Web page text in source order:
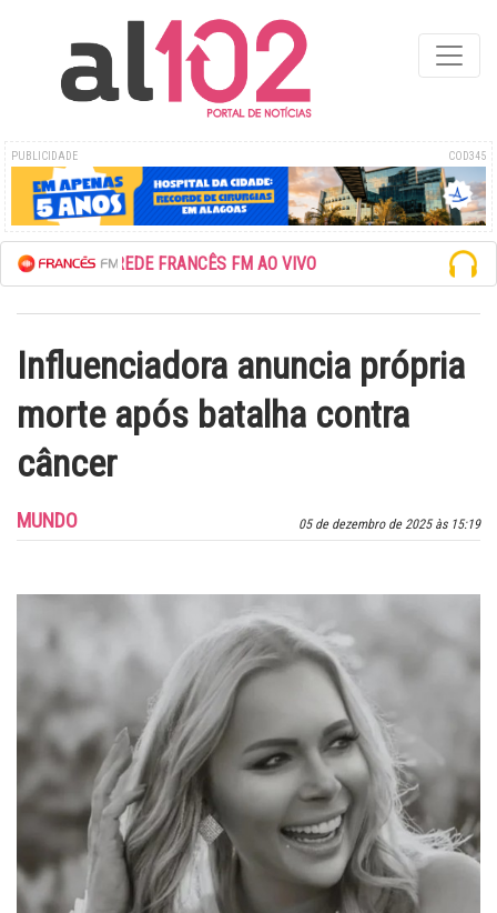
PUBLICIDADE COD345
ESCUTE A REDE FRANCÊS FM AO VIVO
Influenciadora anuncia própria
morte após batalha contra
câncer
05 de dezembro de 2025 às 15:19
MUNDO